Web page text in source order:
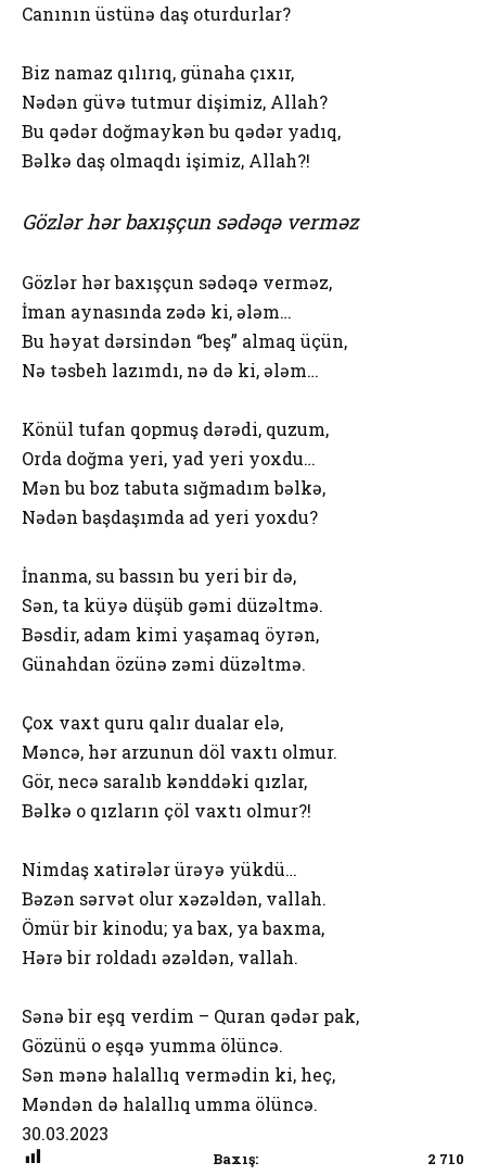
Canının üstünə daş oturdurlar?
Biz namaz qılırıq, günaha çıxır,
Nədən güvə tutmur dişimiz, Allah?
Bu qədər doğmaykən bu qədər yadıq,
Bəlkə daş olmaqdı işimiz, Allah?!
Gözlər hər baxışçun sədəqə verməz
Gözlər hər baxışçun sədəqə verməz,
İman aynasında zədə ki, ələm…
Bu həyat dərsindən “beş” almaq üçün,
Nə təsbeh lazımdı, nə də ki, ələm…
Könül tufan qopmuş dərədi, quzum,
Orda doğma yeri, yad yeri yoxdu…
Mən bu boz tabuta sığmadım bəlkə,
Nədən başdaşımda ad yeri yoxdu?
İnanma, su bassın bu yeri bir də,
Sən, ta küyə düşüb gəmi düzəltmə.
Bəsdir, adam kimi yaşamaq öyrən,
Günahdan özünə zəmi düzəltmə.
Çox vaxt quru qalır dualar elə,
Məncə, hər arzunun döl vaxtı olmur.
Gör, necə saralıb kənddəki qızlar,
Bəlkə o qızların çöl vaxtı olmur?!
Nimdaş xatirələr ürəyə yükdü…
Bəzən sərvət olur xəzəldən, vallah.
Ömür bir kinodu; ya bax, ya baxma,
Hərə bir roldadı əzəldən, vallah.
Sənə bir eşq verdim – Quran qədər pak,
Gözünü o eşqə yumma ölüncə.
Sən mənə halallıq vermədin ki, heç,
Məndən də halallıq umma ölüncə.
30.03.2023
Baxış: 2 710